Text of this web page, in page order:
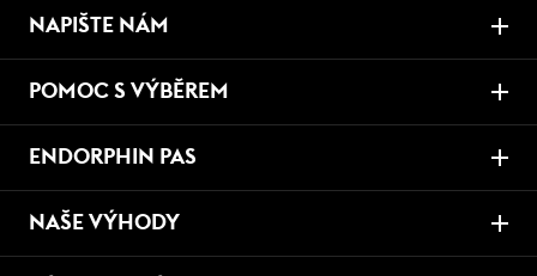
NAPIŠTE NÁM
POMOC S VÝBĚREM
ENDORPHIN PAS
NAŠE VÝHODY